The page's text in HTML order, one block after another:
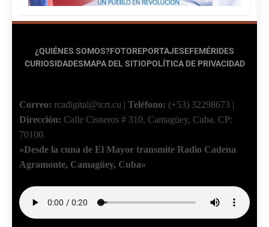
¿QUIÉNES SOMOS?FOTOREPORTAJESEFEMÉRIDES
CURIOSIDADESMAPA DEL SITIOPOLÍTICA DE PRIVACIDAD
Correo: rcadigital@icrt.cu | Teléfono: (+53) 32298673 |
Dirección: Calle Cisneros # 310, Camagüey, Cuba. CP:
70100.
«Desde la cuna de El Mayor transmite Radio Cadena
Agramonte, Camagüey, Cuba»